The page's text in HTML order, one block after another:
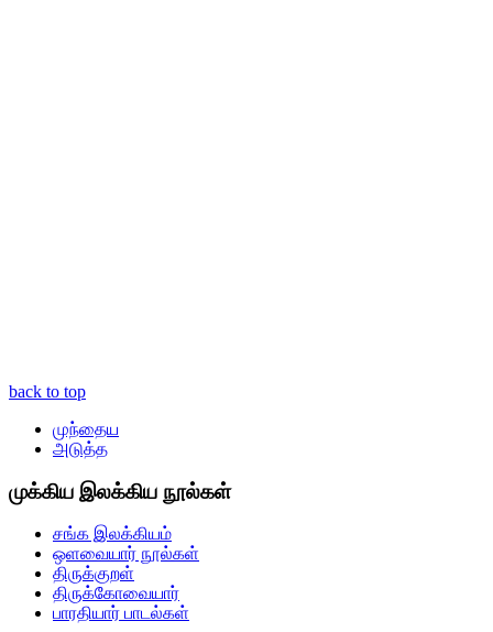
back to top
முந்தைய
அடுத்த
முக்கிய இலக்கிய நூல்கள்
சங்க இலக்கியம்
ஒளவையார் நூல்கள்
திருக்குறள்
திருக்கோவையார்
பாரதியார் பாடல்கள்